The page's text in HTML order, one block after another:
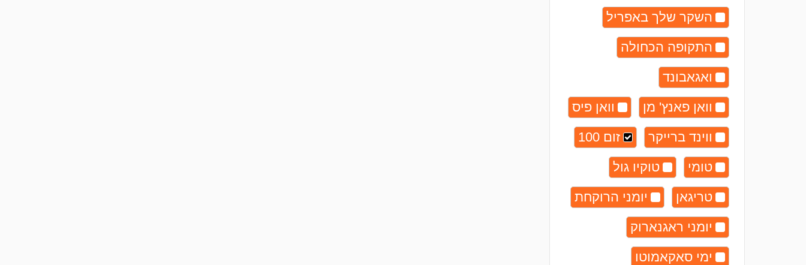
השקר שלך באפריל
התקופה הכחולה
ואגאבונד
וואן פאנץ' מן
וואן פיס
ווינד ברייקר
זום 100
טומי
טוקיו גול
טריגאן
יומני הרוקחת
יומני ראגנארוק
ימי סאקאמוטו